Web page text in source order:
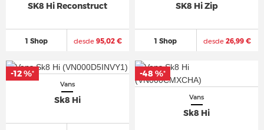
SK8 Hi Reconstruct
1 Shop desde 95,02 €
SK8 Hi Zip
1 Shop desde 26,99 €
Vans
Sk8 Hi
-12 %*
Vans
Sk8 Hi
-48 %*